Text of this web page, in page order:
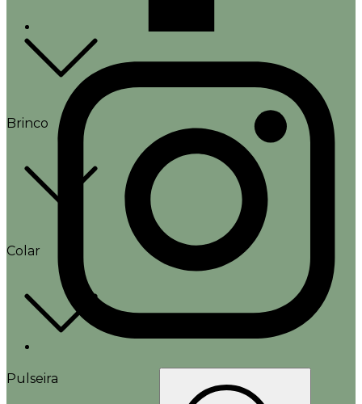
Brinco
Colar
Pulseira